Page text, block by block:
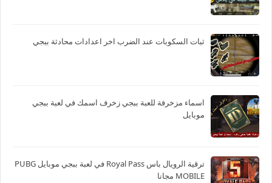
ثبات السكوبات عند الضرب اخر اعدادات محادثة ببجي
اسماء مزخرفة للعبة ببجي زخرف اسمك في لعبة ببجي
موبايل
ترقية الرويال باس Royal Pass في لعبة ببجي موبايل PUBG
MOBILE مجانا